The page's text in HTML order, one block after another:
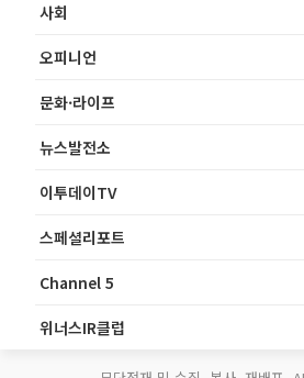
사회
오피니언
문화·라이프
뉴스발전소
이투데이TV
스페셜리포트
Channel 5
위너스IR클럽